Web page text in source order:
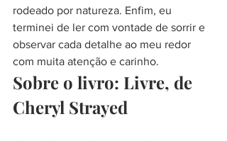
rodeado por natureza. Enfim, eu
terminei de ler com vontade de sorrir e
observar cada detalhe ao meu redor
com muita atenção e carinho.
Sobre o livro: Livre, de
Cheryl Strayed